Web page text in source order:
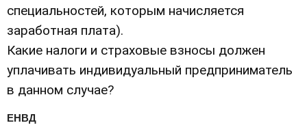
специальностей, которым начисляется
заработная плата).
Какие налоги и страховые взносы должен
уплачивать индивидуальный предприниматель
в данном случае?
ЕНВД